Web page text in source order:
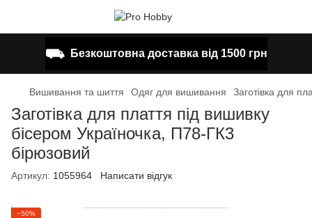
⛟ Безкоштовна доставка від 1500 грн
Вишивання та шиття Одяг для вишивання Заготівка для
Заготівка для плаття під вишивку
бісером Україночка, П78-ГК3
бірюзовий
Артикул: 1055964 Написати відгук
−50%